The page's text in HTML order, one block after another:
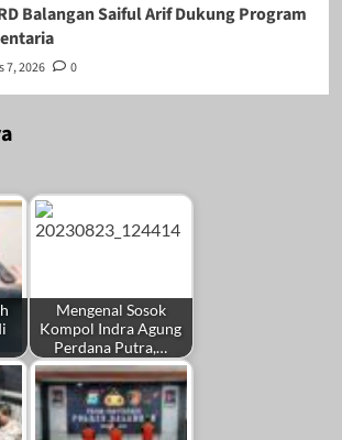
Balangan Saiful Arif Dukung Program
7, 2026 0
Mengenal Sosok
Kompol Indra Agung
Perdana Putra,…